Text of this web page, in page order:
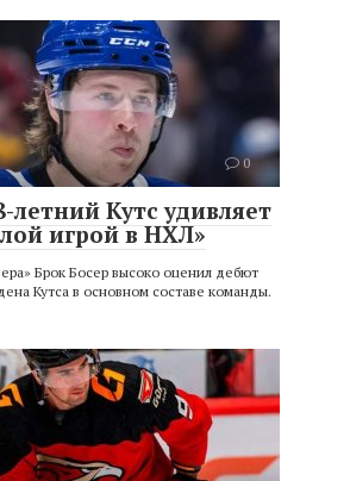
0
летний Кутс удивляет
игрой в НХЛ»
Брок Босер высоко оценил дебют
Кутса в основном составе команды.